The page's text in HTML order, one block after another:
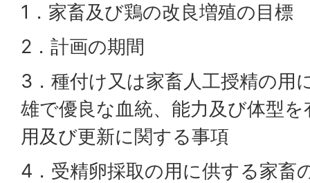
1．家畜及び鶏の改良増殖の目標
2．計画の期間
3．種付け又は家畜人工授精の用
雄で優良な血統、能力及び体型
用及び更新に関する事項
4．受精卵採取の用に供する家畜